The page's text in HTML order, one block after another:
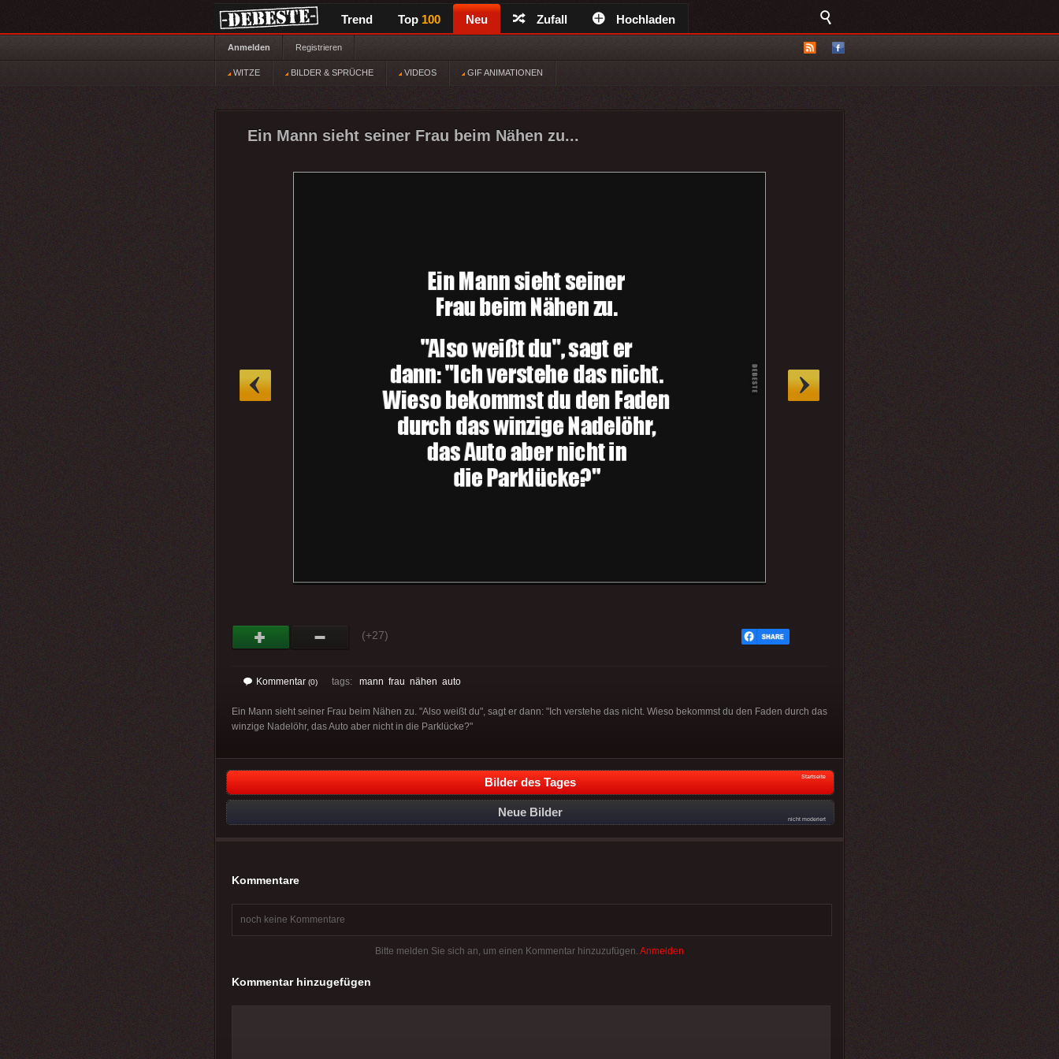
Trend Top 100 Neu Zufall Hochladen
Anmelden Registrieren
WITZE BILDER & SPRÜCHE VIDEOS GIF ANIMATIONEN
Ein Mann sieht seiner Frau beim Nähen zu...
(+27)
Kommentar (0) tags: mann frau nähen auto
Ein Mann sieht seiner Frau beim Nähen zu. "Also weißt du", sagt er dann: "Ich verstehe das nicht. Wieso bekommst du den Faden durch das
winzige Nadelöhr, das Auto aber nicht in die Parklücke?"
Bilder des Tages Startseite
Neue Bilder
nicht moderiert
Kommentare
noch keine Kommentare
Bitte melden Sie sich an, um einen Kommentar hinzuzufügen. Anmelden
Kommentar hinzugefügen